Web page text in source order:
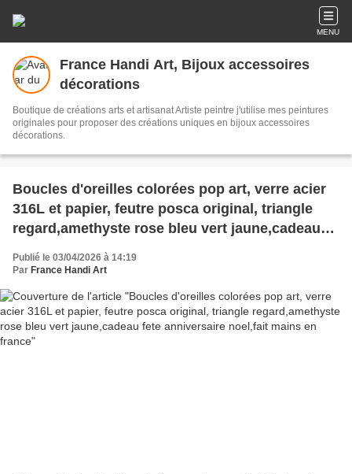
MENU
France Handi Art, Bijoux accessoires
décorations
Boutique de créations arts et artisanat Artiste peintre j'utilise mes peintures
originales pour proposer des créations uniques en bijoux accessoires
décorations.
Boucles d'oreilles colorées pop art, verre acier
316L et papier, feutre posca original, triangle
regard,amethyste rose bleu vert jaune,cadeau
fete anniversaire noel,fait mains en france
Publié le 03/04/2026 à 14:19
Par France Handi Art